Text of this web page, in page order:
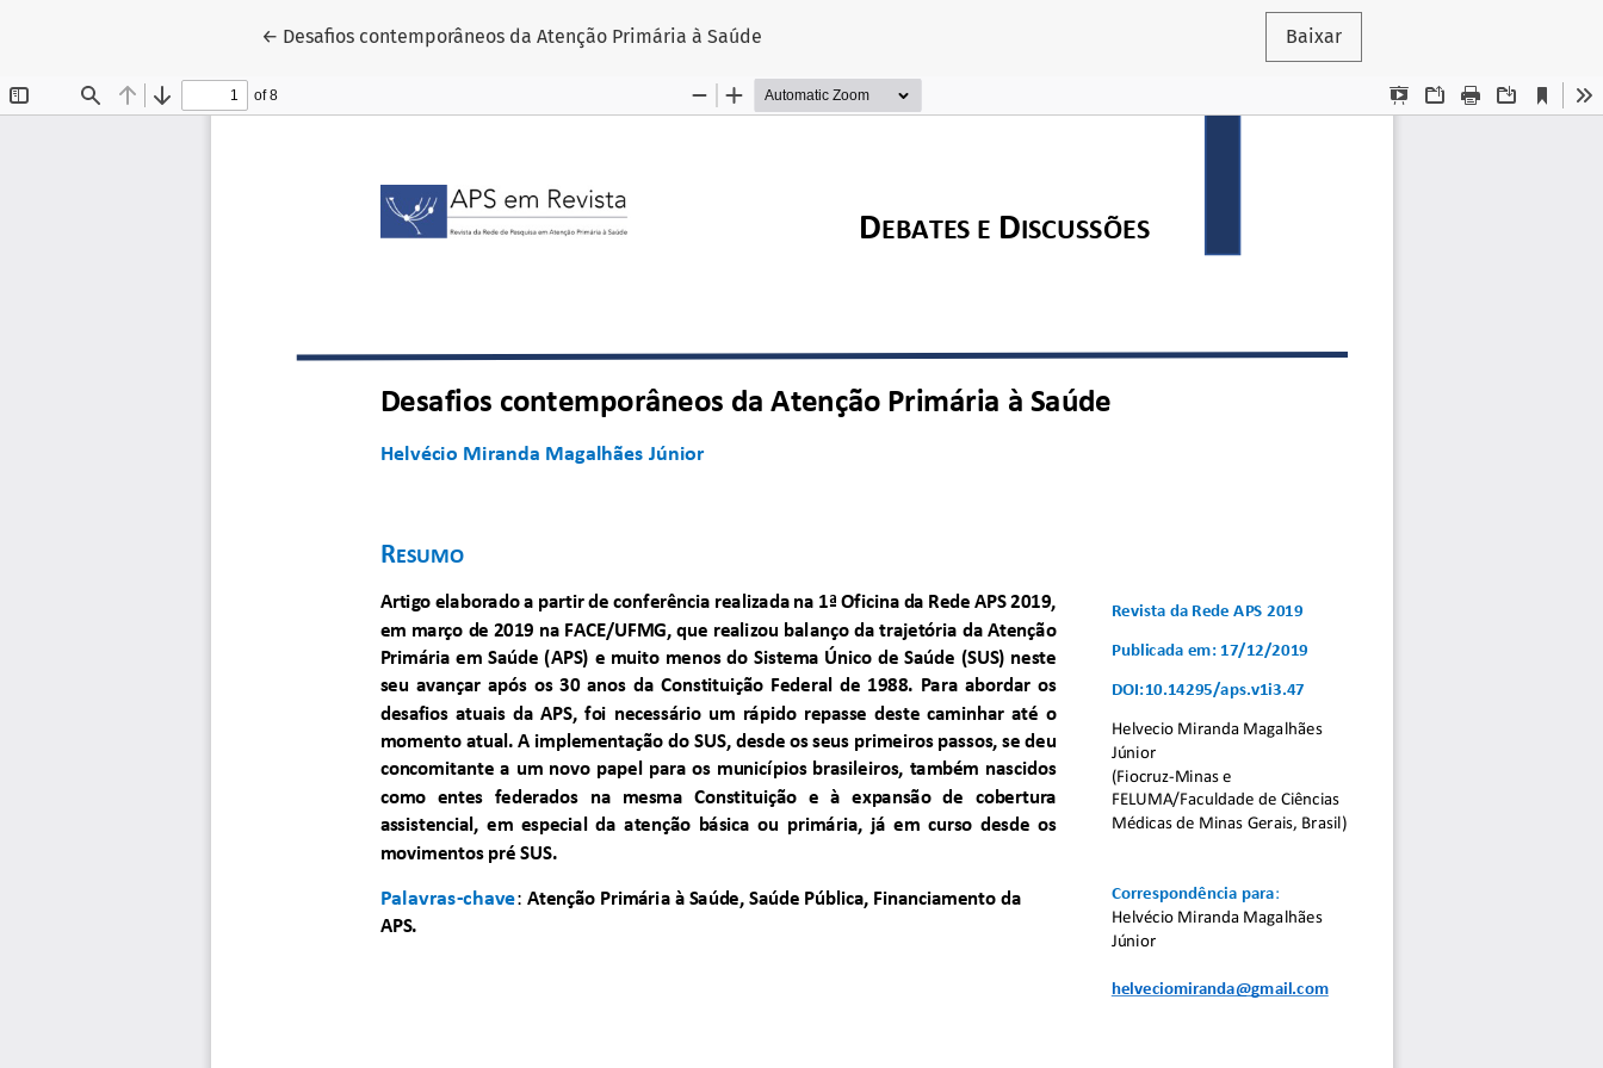
← Voltar aos Detalhes do Artigo
Desafios contemporâneos da Atenção Primária à Saúde Baixar